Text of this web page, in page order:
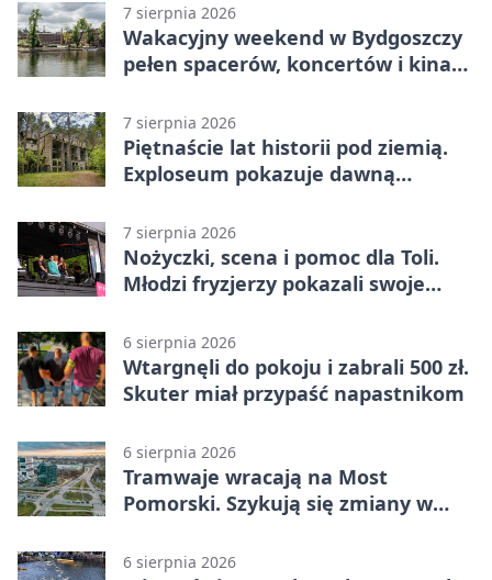
7 sierpnia 2026
Wakacyjny weekend w Bydgoszczy
pełen spacerów, koncertów i kina
7 sierpnia 2026
Piętnaście lat historii pod ziemią.
Exploseum pokazuje dawną
7 sierpnia 2026
Nożyczki, scena i pomoc dla Toli.
Młodzi fryzjerzy pokazali swoje
6 sierpnia 2026
Wtargnęli do pokoju i zabrali 500 zł.
Skuter miał przypaść napastnikom
6 sierpnia 2026
Tramwaje wracają na Most
Pomorski. Szykują się zmiany w
6 sierpnia 2026